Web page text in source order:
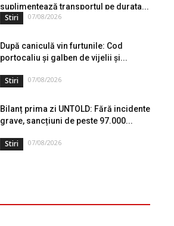
suplimentează transportul pe durata...
Stiri 07/08/2026
După caniculă vin furtunile: Cod
portocaliu și galben de vijelii și...
Stiri 07/08/2026
Bilanț prima zi UNTOLD: Fără incidente
grave, sancțiuni de peste 97.000...
Stiri 07/08/2026